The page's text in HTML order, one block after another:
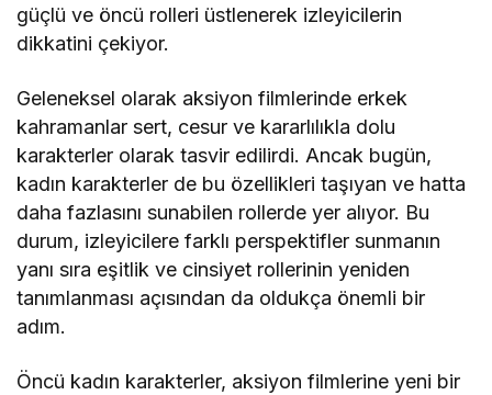
güçlü ve öncü rolleri üstlenerek izleyicilerin
dikkatini çekiyor.
Geleneksel olarak aksiyon filmlerinde erkek
kahramanlar sert, cesur ve kararlılıkla dolu
karakterler olarak tasvir edilirdi. Ancak bugün,
kadın karakterler de bu özellikleri taşıyan ve hatta
daha fazlasını sunabilen rollerde yer alıyor. Bu
durum, izleyicilere farklı perspektifler sunmanın
yanı sıra eşitlik ve cinsiyet rollerinin yeniden
tanımlanması açısından da oldukça önemli bir
adım.
Öncü kadın karakterler, aksiyon filmlerine yeni bir